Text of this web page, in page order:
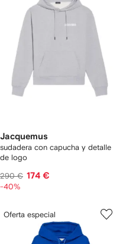
Jacquemus
sudadera con capucha y detalle
de logo
290 € 174 €
-40%
Oferta especial